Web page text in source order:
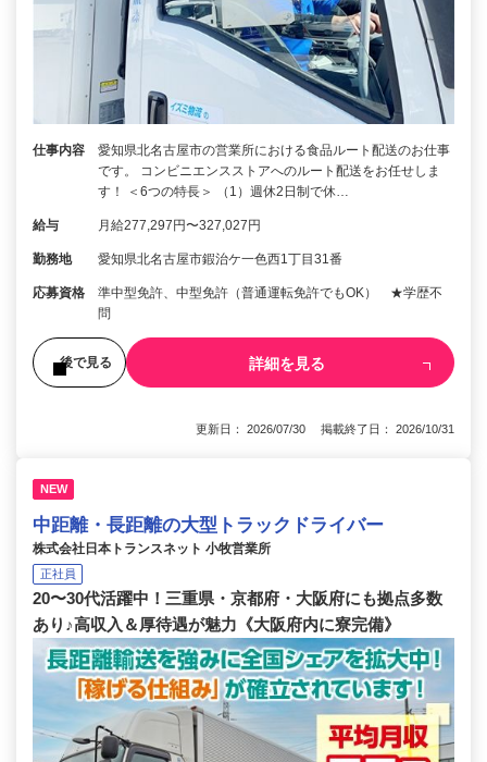
仕事内容
愛知県北名古屋市の営業所における食品ルート配送のお仕事
です。 コンビニエンスストアへのルート配送をお任せしま
す！ ＜6つの特長＞ （1）週休2日制で休…
給与 月給277,297円〜327,027円
勤務地 愛知県北名古屋市鍜治ケ一色西1丁目31番
応募資格
準中型免許、中型免許（普通運転免許でもOK） ★学歴不
問
後で見る 詳細を見る
更新日： 2026/07/30 掲載終了日： 2026/10/31
NEW
中距離・長距離の大型トラックドライバー
株式会社日本トランスネット 小牧営業所
正社員
20〜30代活躍中！三重県・京都府・大阪府にも拠点多数
あり♪高収入＆厚待遇が魅力《大阪府内に寮完備》